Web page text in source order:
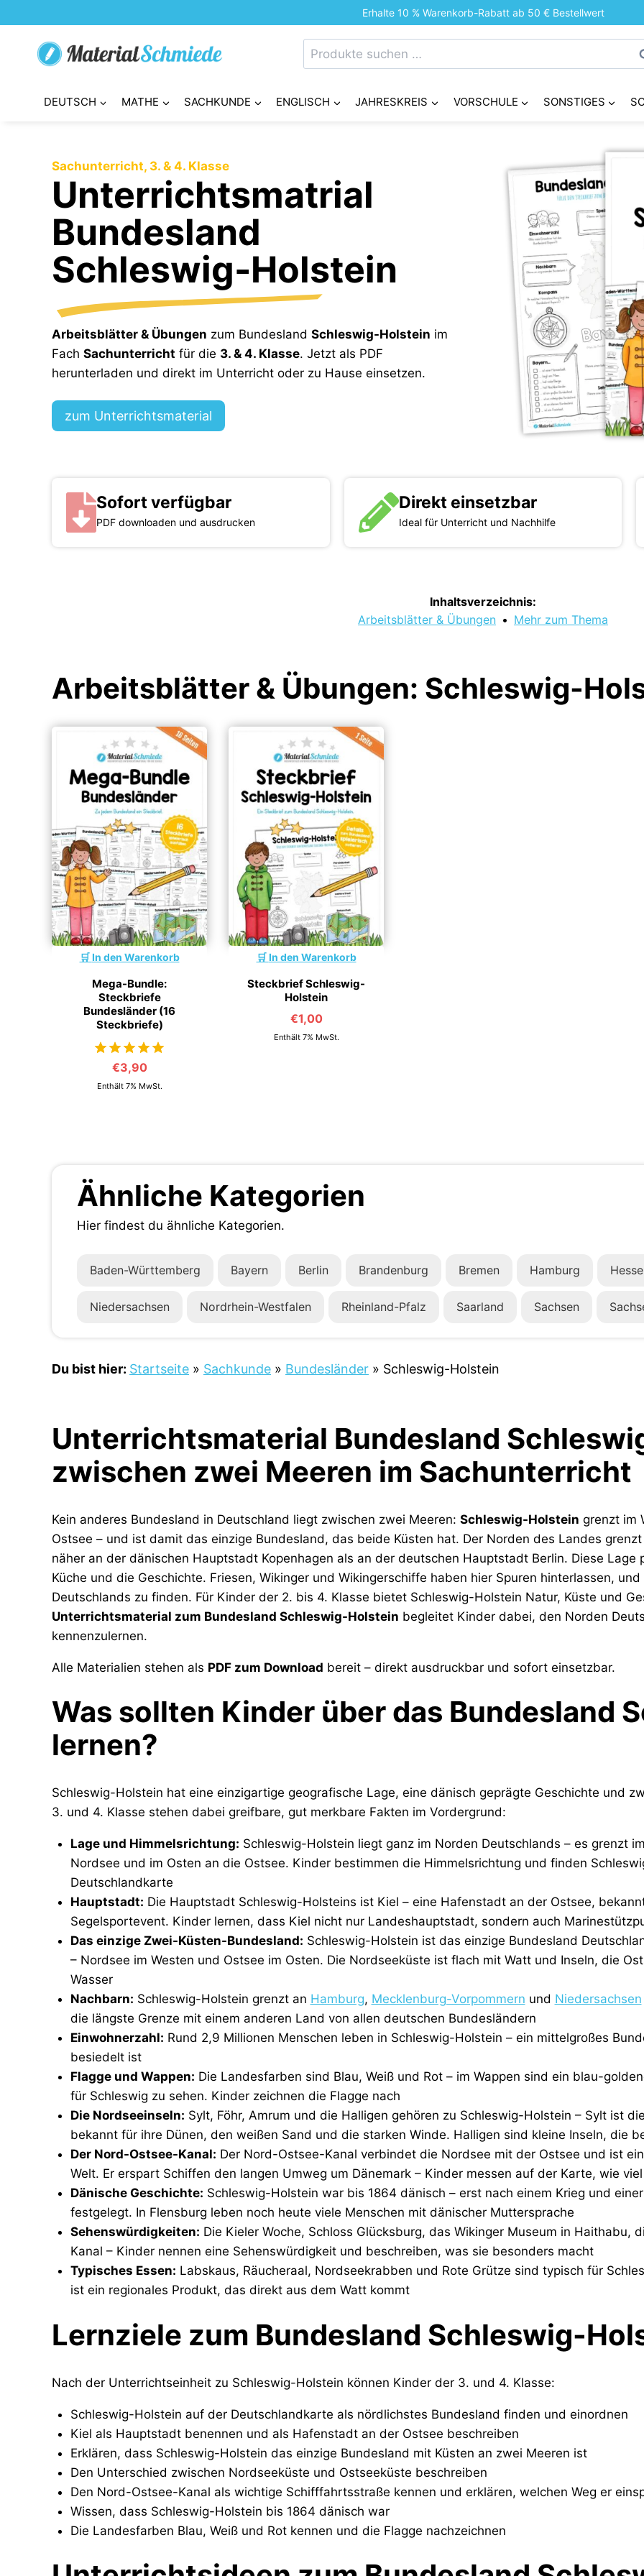
Inhalt
springen
Erhalte 10 % Warenkorb-Rabatt ab 50 € Bestellwert
Suchen
nach:
DEUTSCH MATHE SACHKUNDE ENGLISCH JAHRESKREIS VORSCHULE SONSTIGES
Sachunterricht, 3. & 4. Klasse
Unterrichtsmatrial
Bundesland
Schleswig-Holstein
Arbeitsblätter & Übungen zum Bundesland Schleswig-Holstein im
Fach Sachunterricht für die 3. & 4. Klasse. Jetzt als PDF
herunterladen und direkt im Unterricht oder zu Hause einsetzen.
zum Unterrichtsmaterial
Sofort verfügbar
PDF downloaden und ausdrucken
Direkt einsetzbar
Ideal für Unterricht und Nachhilfe
Inhaltsverzeichnis:
Arbeitsblätter & Übungen • Mehr zum Thema
Arbeitsblätter & Übungen: Schleswig-
In den Warenkorb
Mega-Bundle:
Steckbriefe
Bundesländer (16
Steckbriefe)
von 5
€3,90
Enthält 7% MwSt.
In den Warenkorb
Steckbrief Schleswig-
Holstein
€1,00
Enthält 7% MwSt.
Ähnliche Kategorien
Hier findest du ähnliche Kategorien.
Baden-Württemberg Bayern Berlin Brandenburg Bremen Hamburg
Niedersachsen Nordrhein-Westfalen Rheinland-Pfalz Saarland Sachsen
Du bist hier: Startseite » Sachkunde » Bundesländer » Schleswig-Holstein
Unterrichtsmaterial Bundesland
zwischen zwei Meeren im Sachunterricht
Kein anderes Bundesland in Deutschland liegt zwischen zwei Meeren: Schleswig-Holstein grenzt im
Ostsee – und ist damit das einzige Bundesland, das beide Küsten hat. Der Norden des Landes
näher an der dänischen Hauptstadt Kopenhagen als an der deutschen Hauptstadt Berlin. Diese
Küche und die Geschichte. Friesen, Wikinger und Wikingerschiffe haben hier Spuren hinterlassen,
Deutschlands zu finden. Für Kinder der 2. bis 4. Klasse bietet Schleswig-Holstein Natur, Küste und
Unterrichtsmaterial zum Bundesland Schleswig-Holstein begleitet Kinder dabei, den Norden
kennenzulernen.
Alle Materialien stehen als PDF zum Download bereit – direkt ausdruckbar und sofort einsetzbar.
Was sollten Kinder über das Bundesland
lernen?
Schleswig-Holstein hat eine einzigartige geografische Lage, eine dänisch geprägte Geschichte und
3. und 4. Klasse stehen dabei greifbare, gut merkbare Fakten im Vordergrund:
Lage und Himmelsrichtung: Schleswig-Holstein liegt ganz im Norden Deutschlands – es grenzt
Nordsee und im Osten an die Ostsee. Kinder bestimmen die Himmelsrichtung und finden
Deutschlandkarte
Hauptstadt: Die Hauptstadt Schleswig-Holsteins ist Kiel – eine Hafenstadt an der Ostsee,
Segelsportevent. Kinder lernen, dass Kiel nicht nur Landeshauptstadt, sondern auch
Das einzige Zwei-Küsten-Bundesland: Schleswig-Holstein ist das einzige Bundesland
– Nordsee im Westen und Ostsee im Osten. Die Nordseeküste ist flach mit Watt und Inseln, die
Wasser
Nachbarn: Schleswig-Holstein grenzt an Hamburg, Mecklenburg-Vorpommern und Niedersachsen
die längste Grenze mit einem anderen Land von allen deutschen Bundesländern
Einwohnerzahl: Rund 2,9 Millionen Menschen leben in Schleswig-Holstein – ein mittelgroßes
besiedelt ist
Flagge und Wappen: Die Landesfarben sind Blau, Weiß und Rot – im Wappen sind ein blau-
für Schleswig zu sehen. Kinder zeichnen die Flagge nach
Die Nordseeinseln: Sylt, Föhr, Amrum und die Halligen gehören zu Schleswig-Holstein – Sylt ist
bekannt für ihre Dünen, den weißen Sand und die starken Winde. Halligen sind kleine Inseln, die
Der Nord-Ostsee-Kanal: Der Nord-Ostsee-Kanal verbindet die Nordsee mit der Ostsee und ist
Welt. Er erspart Schiffen den langen Umweg um Dänemark – Kinder messen auf der Karte, wie
Dänische Geschichte: Schleswig-Holstein war bis 1864 dänisch – erst nach einem Krieg und
festgelegt. In Flensburg leben noch heute viele Menschen mit dänischer Muttersprache
Sehenswürdigkeiten: Die Kieler Woche, Schloss Glücksburg, das Wikinger Museum in
Kanal – Kinder nennen eine Sehenswürdigkeit und beschreiben, was sie besonders macht
Typisches Essen: Labskaus, Räucheraal, Nordseekrabben und Rote Grütze sind typisch für
ist ein regionales Produkt, das direkt aus dem Watt kommt
Lernziele zum Bundesland Schleswig-
Nach der Unterrichtseinheit zu Schleswig-Holstein können Kinder der 3. und 4. Klasse:
Schleswig-Holstein auf der Deutschlandkarte als nördlichstes Bundesland finden und einordnen
Kiel als Hauptstadt benennen und als Hafenstadt an der Ostsee beschreiben
Erklären, dass Schleswig-Holstein das einzige Bundesland mit Küsten an zwei Meeren ist
Den Unterschied zwischen Nordseeküste und Ostseeküste beschreiben
Den Nord-Ostsee-Kanal als wichtige Schifffahrtsstraße kennen und erklären, welchen Weg er
Wissen, dass Schleswig-Holstein bis 1864 dänisch war
Die Landesfarben Blau, Weiß und Rot kennen und die Flagge nachzeichnen